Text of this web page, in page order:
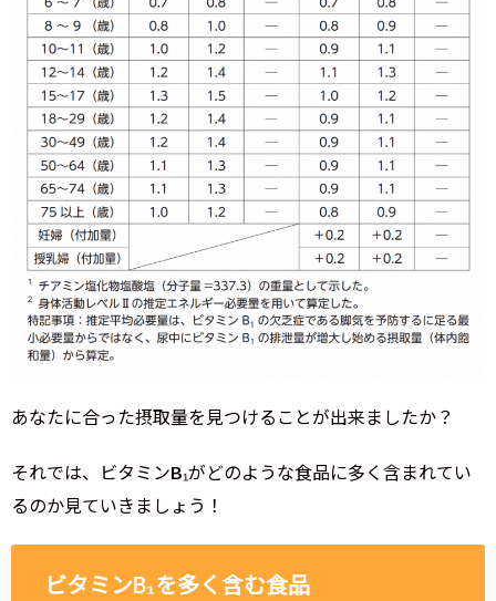
あなたに合った摂取量を見つけることが出来ましたか？
それでは、ビタミンB₁がどのような食品に多く含まれてい
るのか見ていきましょう！
ビタミンB₁を多く含む食品